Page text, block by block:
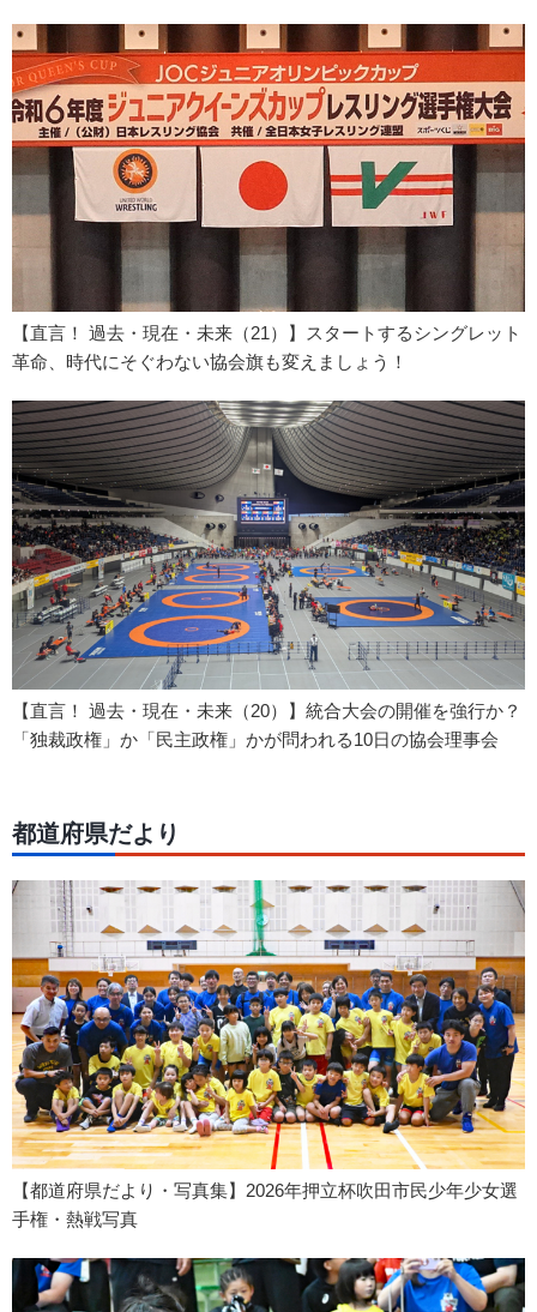
【直言！ 過去・現在・未来（21）】スタートするシングレット
革命、時代にそぐわない協会旗も変えましょう！
【直言！ 過去・現在・未来（20）】統合大会の開催を強行か？
「独裁政権」か「民主政権」かが問われる10日の協会理事会
都道府県だより
【都道府県だより・写真集】2026年押立杯吹田市民少年少女選
手権・熱戦写真